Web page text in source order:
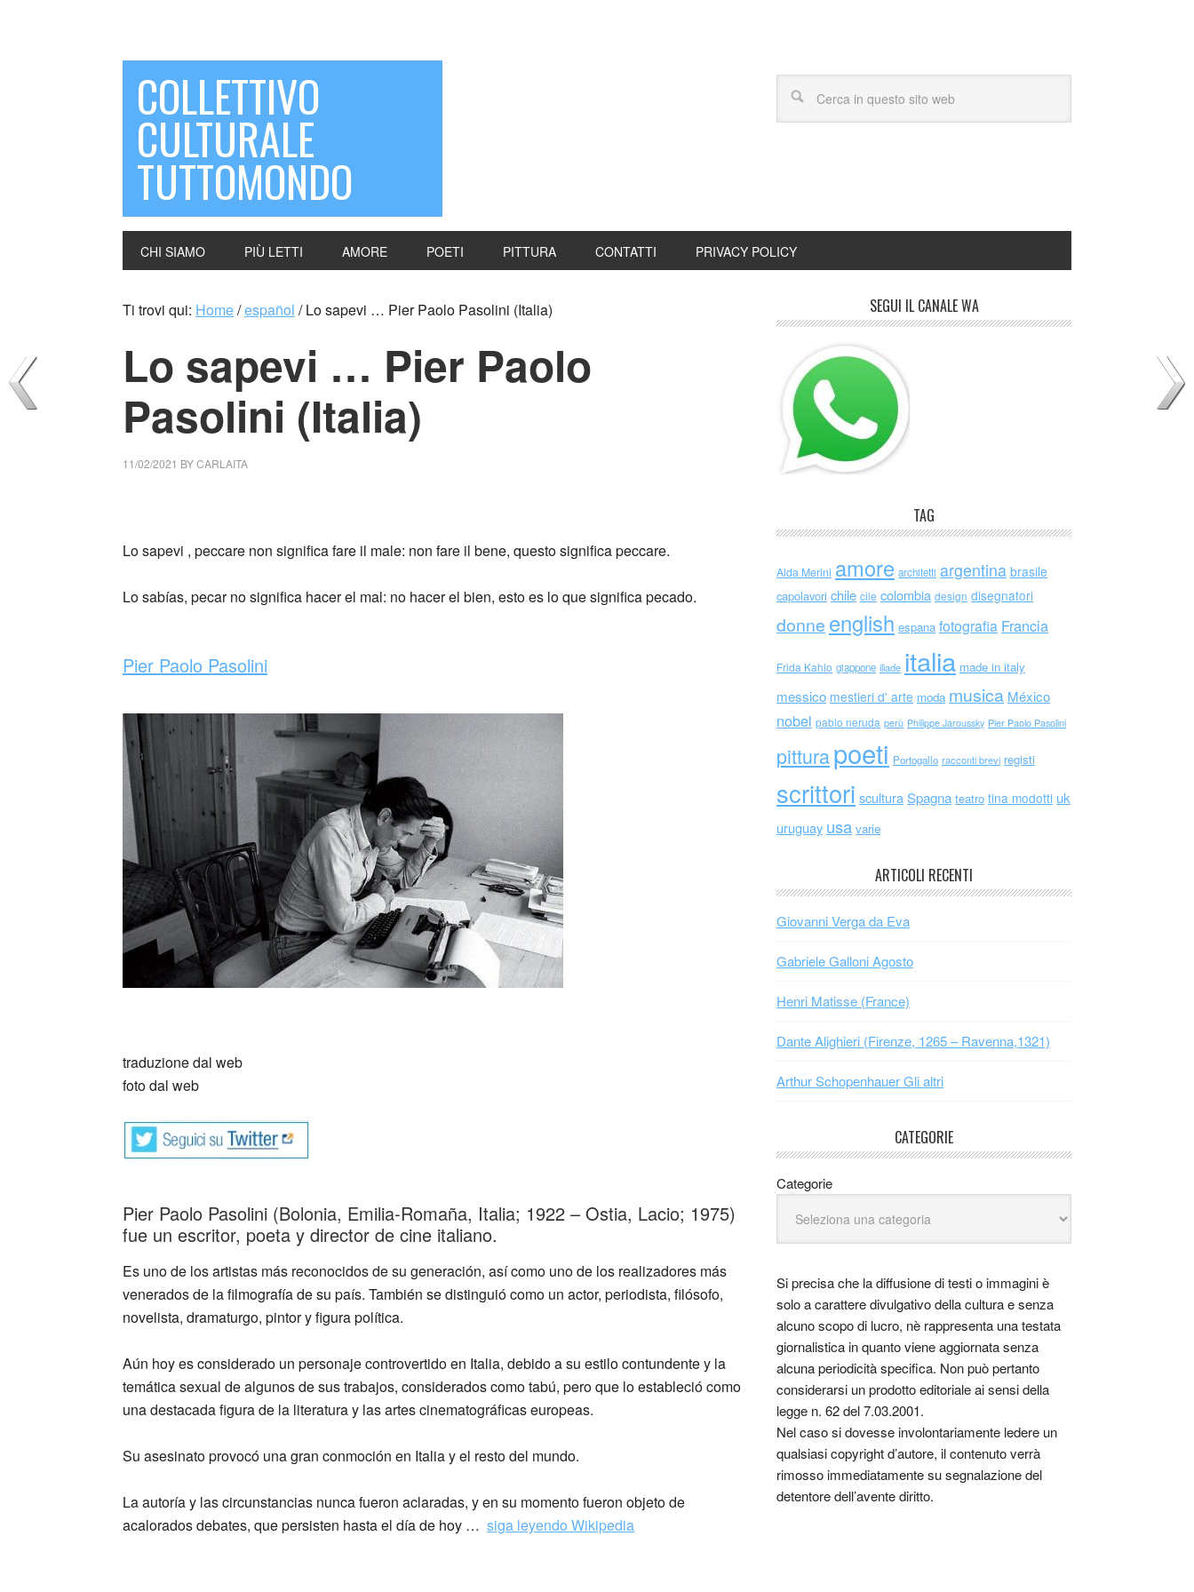
COLLETTIVO
CULTURALE
TUTTOMONDO
CHI SIAMO PIÙ LETTI AMORE POETI PITTURA CONTATTI PRIVACY POLICY
Ti trovi qui: Home/español /Lo sapevi … Pier Paolo Pasolini (Italia)
Lo sapevi … Pier Paolo
Pasolini (Italia)
11/02/2021 BYCARLAITA
Lo sapevi , peccare non significa fare il male: non fare il bene, questo significa peccare.
Lo sabías, pecar no significa hacer el mal: no hacer el bien, esto es lo que significa pecado.
Pier Paolo Pasolini
traduzione dal web
foto dal web
Pier Paolo Pasolini (Bolonia, Emilia-Romaña, Italia; 1922 – Ostia, Lacio; 1975)
fue un escritor, poeta y director de cine italiano.
Es uno de los artistas más reconocidos de su generación, así como uno de los realizadores más
venerados de la filmografía de su país. También se distinguió como un actor, periodista, filósofo,
novelista, dramaturgo, pintor y figura política.
Aún hoy es considerado un personaje controvertido en Italia, debido a su estilo contundente y la
temática sexual de algunos de sus trabajos, considerados como tabú, pero que lo estableció como
una destacada figura de la literatura y las artes cinematográficas europeas.
Su asesinato provocó una gran conmoción en Italia y el resto del mundo.
La autoría y las circunstancias nunca fueron aclaradas, y en su momento fueron objeto de
acalorados debates, que persisten hasta el día de hoy … siga leyendo Wikipedia
SEGUI IL CANALE WA
TAG
Alda Merini amore architetti argentina brasile
capolavori chile cile colombia design disegnatori
donne english espana fotografia Francia
Frida Kahlo giappone iliade italia made in italy
messico mestieri d' arte moda musica México
nobel pablo neruda perù Philippe Jaroussky Pier Paolo Pasolini
pitturapoeti Portogallo racconti brevi registi
scrittori scultura Spagna teatro tina modotti uk
uruguay usa varie
ARTICOLI RECENTI
Giovanni Verga da Eva
Gabriele Galloni Agosto
Henri Matisse (France)
Dante Alighieri (Firenze, 1265 – Ravenna,1321)
Arthur Schopenhauer Gli altri
CATEGORIE
Categorie
Si precisa che la diffusione di testi o immagini è
solo a carattere divulgativo della cultura e senza
alcuno scopo di lucro, nè rappresenta una testata
giornalistica in quanto viene aggiornata senza
alcuna periodicità specifica. Non può pertanto
considerarsi un prodotto editoriale ai sensi della
legge n. 62 del 7.03.2001.
Nel caso si dovesse involontariamente ledere un
qualsiasi copyright d’autore, il contenuto verrà
rimosso immediatamente su segnalazione del
detentore dell’avente diritto.